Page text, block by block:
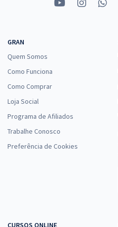
GRAN
Quem Somos
Como Funciona
Como Comprar
Loja Social
Programa de Afiliados
Trabalhe Conosco
Preferência de Cookies
CURSOS ONLINE